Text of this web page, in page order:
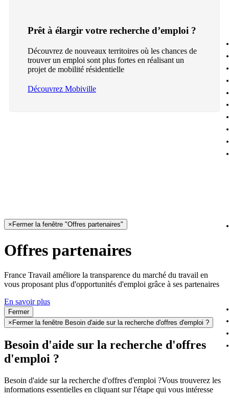
Prêt à élargir votre recherche d’emploi ?
Découvrez de nouveaux territoires où les chances de
trouver un emploi sont plus fortes en réalisant un
projet de mobilité résidentielle
Découvrez Mobiville
× Fermer la fenêtre "Offres partenaires"
Offres partenaires
France Travail améliore la transparence du marché du travail en
vous proposant plus d'opportunités d'emploi grâce à ses partenaires
En savoir plus
Fermer
× Fermer la fenêtre Besoin d'aide sur la recherche d'offres d'emploi ?
Besoin d'aide sur la recherche d'offres
d'emploi ?
Besoin d'aide sur la recherche d'offres d'emploi ?Vous trouverez les
informations essentielles en cliquant sur l'étape qui vous intéresse